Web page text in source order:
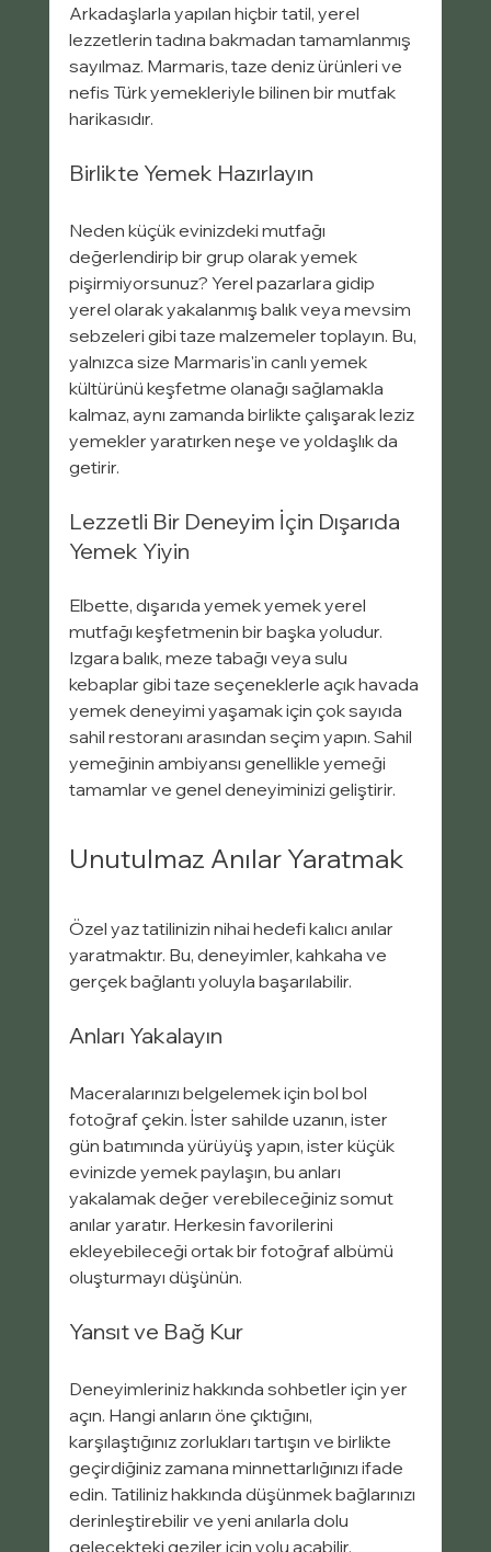
Arkadaşlarla yapılan hiçbir tatil, yerel
lezzetlerin tadına bakmadan tamamlanmış
sayılmaz. Marmaris, taze deniz ürünleri ve
nefis Türk yemekleriyle bilinen bir mutfak
harikasıdır.
Birlikte Yemek Hazırlayın
Neden küçük evinizdeki mutfağı
değerlendirip bir grup olarak yemek
pişirmiyorsunuz? Yerel pazarlara gidip
yerel olarak yakalanmış balık veya mevsim
sebzeleri gibi taze malzemeler toplayın. Bu,
yalnızca size Marmaris'in canlı yemek
kültürünü keşfetme olanağı sağlamakla
kalmaz, aynı zamanda birlikte çalışarak leziz
yemekler yaratırken neşe ve yoldaşlık da
getirir.
Lezzetli Bir Deneyim İçin Dışarıda
Yemek Yiyin
Elbette, dışarıda yemek yemek yerel
mutfağı keşfetmenin bir başka yoludur.
Izgara balık, meze tabağı veya sulu
kebaplar gibi taze seçeneklerle açık havada
yemek deneyimi yaşamak için çok sayıda
sahil restoranı arasından seçim yapın. Sahil
yemeğinin ambiyansı genellikle yemeği
tamamlar ve genel deneyiminizi geliştirir.
Unutulmaz Anılar Yaratmak
Özel yaz tatilinizin nihai hedefi kalıcı anılar
yaratmaktır. Bu, deneyimler, kahkaha ve
gerçek bağlantı yoluyla başarılabilir.
Anları Yakalayın
Maceralarınızı belgelemek için bol bol
fotoğraf çekin. İster sahilde uzanın, ister
gün batımında yürüyüş yapın, ister küçük
evinizde yemek paylaşın, bu anları
yakalamak değer verebileceğiniz somut
anılar yaratır. Herkesin favorilerini
ekleyebileceği ortak bir fotoğraf albümü
oluşturmayı düşünün.
Yansıt ve Bağ Kur
Deneyimleriniz hakkında sohbetler için yer
açın. Hangi anların öne çıktığını,
karşılaştığınız zorlukları tartışın ve birlikte
geçirdiğiniz zamana minnettarlığınızı ifade
edin. Tatiliniz hakkında düşünmek bağlarınızı
derinleştirebilir ve yeni anılarla dolu
gelecekteki geziler için yolu açabilir.